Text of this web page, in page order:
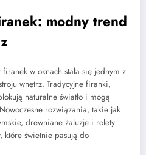
modny trend
w oknach stała się jednym z
wnętrz. Tradycyjne firanki,
naturalne światło i mogą
rozwiązania, takie jak
drewniane żaluzje i rolety
które świetnie pasują do